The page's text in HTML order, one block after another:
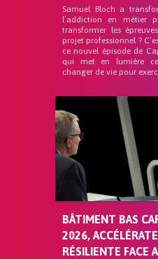
Samuel Bloch a
l’addiction en métier
transformer les
projet professionnel ?
ce nouvel épisode de
qui met en lumière
changer de vie pour
BÂTIMENT BAS
2026,
RÉSILIENTE FACE